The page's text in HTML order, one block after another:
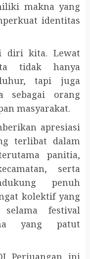
makna yang
identitas
diri kita. Lewat
tidak hanya
tapi juga
sebagai orang
masyarakat.
apresiasi
terlibat dalam
panitia,
serta
penuh
kolektif yang
festival
yang patut